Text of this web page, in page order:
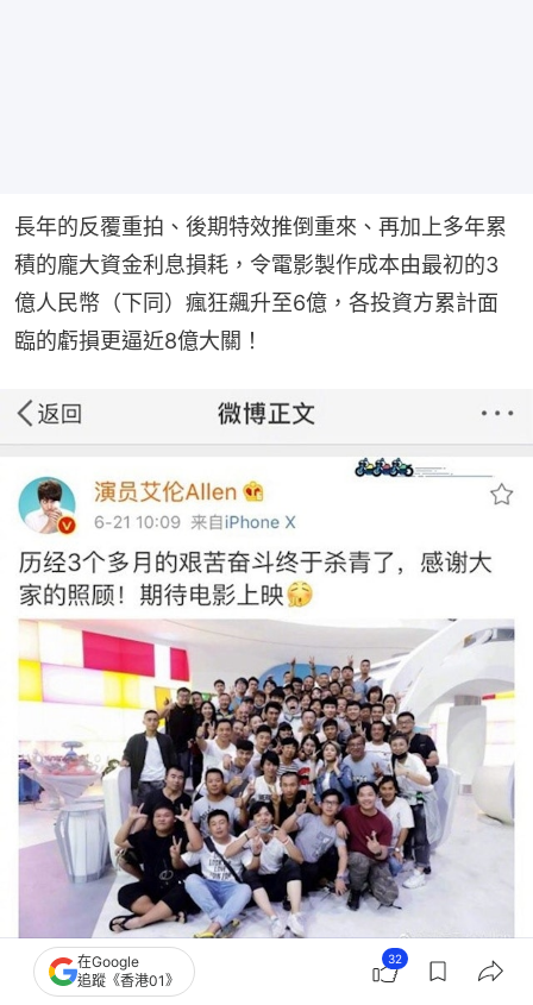
長年的反覆重拍、後期特效推倒重來、再加上多年累
積的龐大資金利息損耗，令電影製作成本由最初的3
億人民幣（下同）瘋狂飆升至6億，各投資方累計面
臨的虧損更逼近8億大關！
演員艾倫早在2018年就在社媒分享了《美人魚2》的煞科相。（微博圖片）
在Google
追蹤《香港01》
32